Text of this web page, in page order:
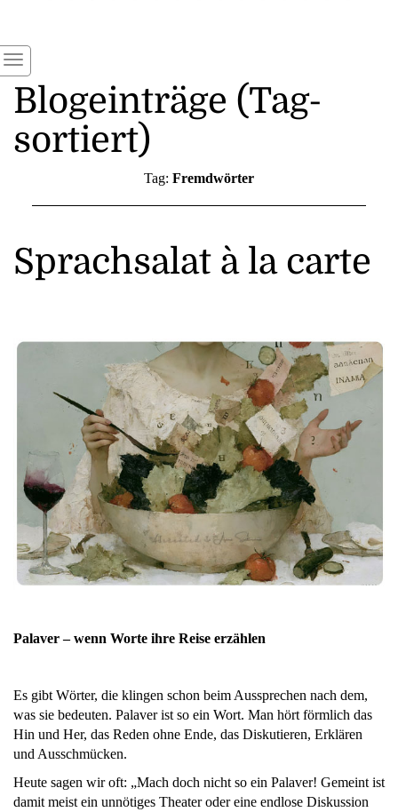
Blogeinträge (Tag-
sortiert)
Tag: Fremdwörter
Sprachsalat à la carte
Palaver – wenn Worte ihre Reise erzählen
Es gibt Wörter, die klingen schon beim Aussprechen nach dem,
was sie bedeuten. Palaver ist so ein Wort. Man hört förmlich das
Hin und Her, das Reden ohne Ende, das Diskutieren, Erklären
und Ausschmücken.
Heute sagen wir oft: „Mach doch nicht so ein Palaver! Gemeint ist
damit meist ein unnötiges Theater oder eine endlose Diskussion